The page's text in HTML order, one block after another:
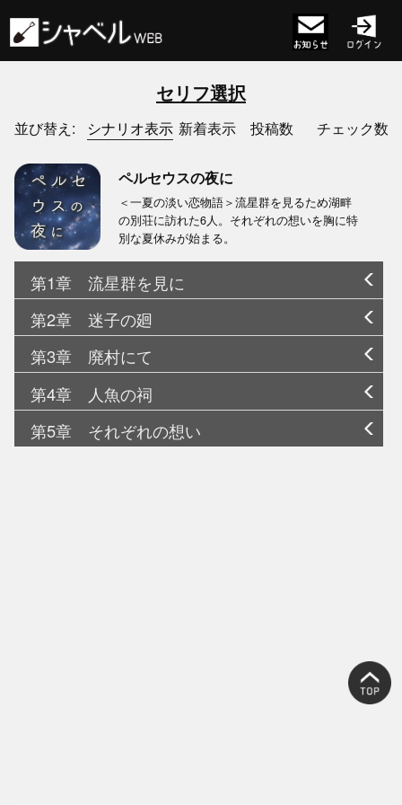
セリフ選択
並び替え: シナリオ表示 新着表示 投稿数 チェック数
ペルセウスの夜に
＜一夏の淡い恋物語＞流星群を見るため湖畔
の別荘に訪れた6人。それぞれの想いを胸に特
別な夏休みが始まる。
第1章 流星群を見に
第2章 迷子の廻
第3章 廃村にて
第4章 人魚の祠
第5章 それぞれの想い